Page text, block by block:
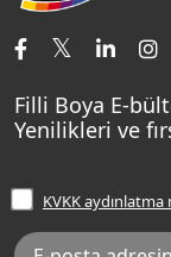
Tavan Boyaları
Ev Bakım ve
Yatak Odası
Sentomaxx
Sentomaxx
Momento Life
Şampanya Rengi
Açık Mavi Rengi
Frezya Rengi
İletişim
Renk Danışma
Filli Ustam
Sıkça Sorulan
Ücretsiz
Bilgi Toplumu
İnternet Sitesi
Filli Boya E-
Yenilikleri ve
KVKK